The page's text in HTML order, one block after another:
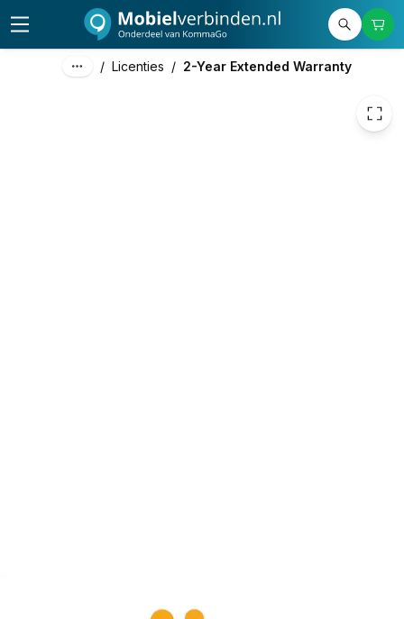
/ Licenties / 2-Year Extended Warranty
529,00 excl. btw
640,09 incl. btw